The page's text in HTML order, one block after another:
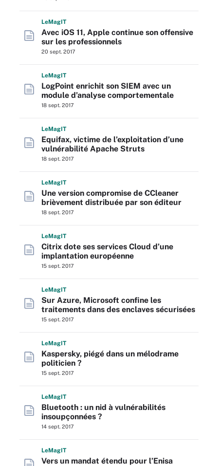
LeMagIT
Avec iOS 11, Apple continue son offensive
sur les professionnels
20 sept. 2017
LeMagIT
LogPoint enrichit son SIEM avec un
module d’analyse comportementale
18 sept. 2017
LeMagIT
Equifax, victime de l’exploitation d’une
vulnérabilité Apache Struts
18 sept. 2017
LeMagIT
Une version compromise de CCleaner
brièvement distribuée par son éditeur
18 sept. 2017
LeMagIT
Citrix dote ses services Cloud d’une
implantation européenne
15 sept. 2017
LeMagIT
Sur Azure, Microsoft confine les
traitements dans des enclaves sécurisées
15 sept. 2017
LeMagIT
Kaspersky, piégé dans un mélodrame
politicien ?
15 sept. 2017
LeMagIT
Bluetooth : un nid à vulnérabilités
insoupçonnées ?
14 sept. 2017
LeMagIT
Vers un mandat étendu pour l’Enisa